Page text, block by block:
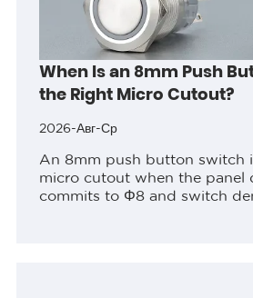
When Is an 8mm Push
the Right Micro Cutout?
2026-Авг-Ср
An 8mm push button switch
micro cutout when the panel
commits to Φ8 and switch